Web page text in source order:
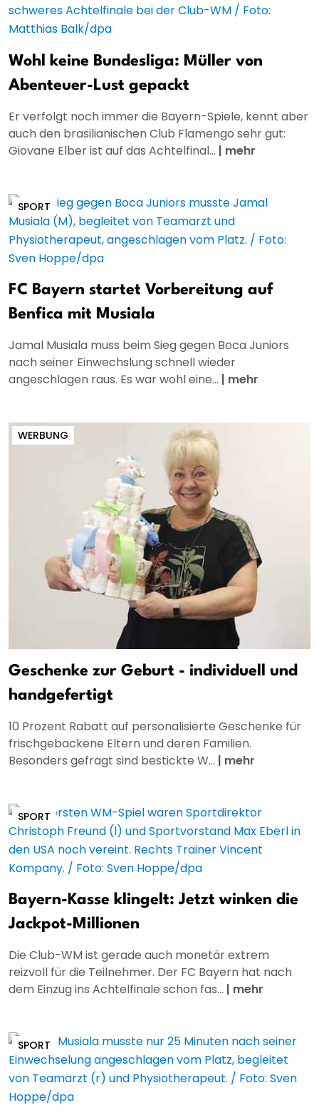
Wohl keine Bundesliga: Müller von
Abenteuer-Lust gepackt
Er verfolgt noch immer die Bayern-Spiele, kennt aber
auch den brasilianischen Club Flamengo sehr gut:
Giovane Elber ist auf das Achtelfinal... | mehr
SPORT
FC Bayern startet Vorbereitung auf
Benfica mit Musiala
Jamal Musiala muss beim Sieg gegen Boca Juniors
nach seiner Einwechslung schnell wieder
angeschlagen raus. Es war wohl eine... | mehr
WERBUNG
Geschenke zur Geburt - individuell und
handgefertigt
10 Prozent Rabatt auf personalisierte Geschenke für
frischgebackene Eltern und deren Familien.
Besonders gefragt sind bestickte W... | mehr
SPORT
Bayern-Kasse klingelt: Jetzt winken die
Jackpot-Millionen
Die Club-WM ist gerade auch monetär extrem
reizvoll für die Teilnehmer. Der FC Bayern hat nach
dem Einzug ins Achtelfinale schon fas... | mehr
SPORT